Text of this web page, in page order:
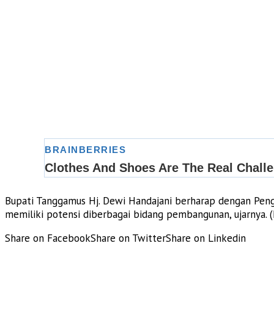
Bupati Tanggamus Hj. Dewi Handajani berharap dengan
memiliki potensi diberbagai bidang pembangunan, ujarnya.
Share on FacebookShare on TwitterShare on Linkedin